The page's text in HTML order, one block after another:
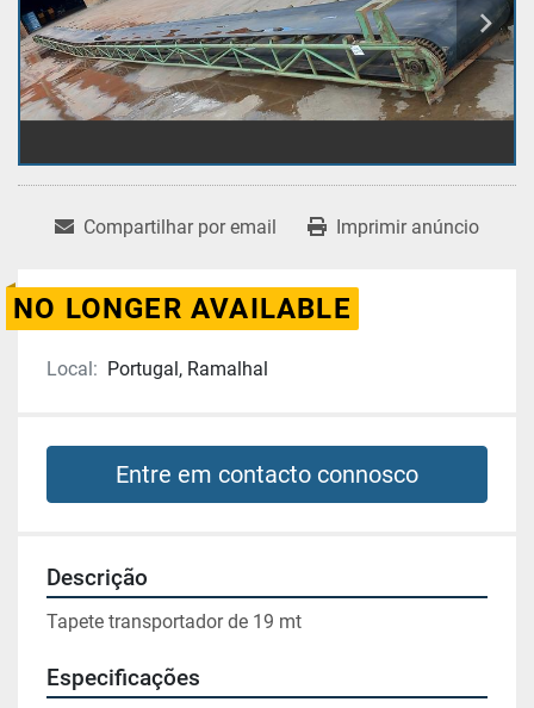
Compartilhar por email Imprimir anúncio
NO LONGER AVAILABLE
Local: Portugal, Ramalhal
Entre em contacto connosco
Descrição
Tapete transportador de 19 mt
Especificações